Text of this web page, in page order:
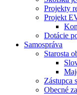
Projekty
Projekt
Dotácie
Samospráva
Starosta
Zástupca
Obecné